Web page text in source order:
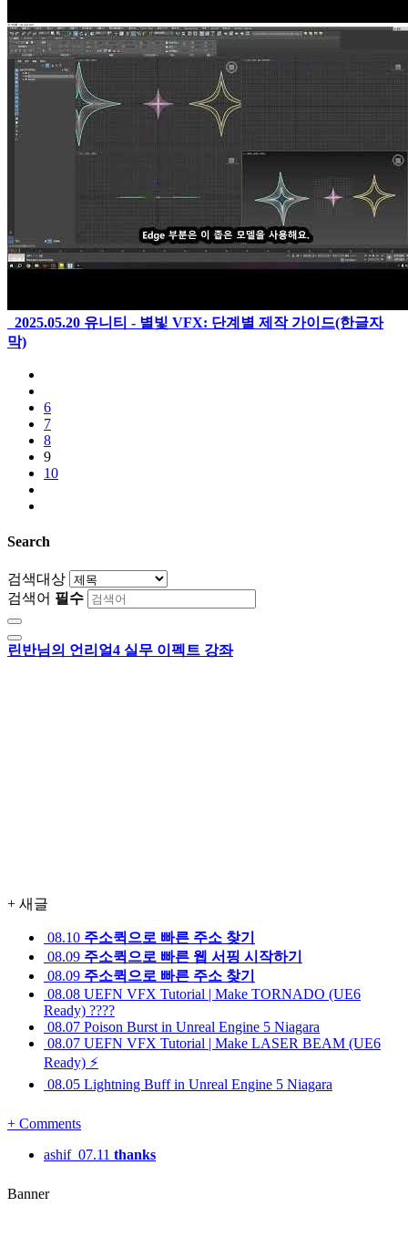
2025.05.20 유니티 - 별빛 VFX: 단계별 제작 가이드(한글자
막)
6
7
8
9
10
Search
검색대상
검색어 필수
린반님의 언리얼4 실무 이펙트 강좌
+ 새글
08.10 주소퀵으로 빠른 주소 찾기
08.09 주소퀵으로 빠른 웹 서핑 시작하기
08.09 주소퀵으로 빠른 주소 찾기
08.08 UEFN VFX Tutorial | Make TORNADO (UE6
Ready) ????️
08.07 Poison Burst in Unreal Engine 5 Niagara
08.07 UEFN VFX Tutorial | Make LASER BEAM (UE6
Ready) ⚡
08.05 Lightning Buff in Unreal Engine 5 Niagara
+ Comments
ashif 07.11 thanks
Banner